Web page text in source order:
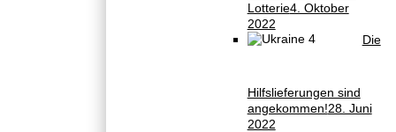
Lotterie4. Oktober
2022
Die
Hilfslieferungen sind
angekommen!28. Juni
2022